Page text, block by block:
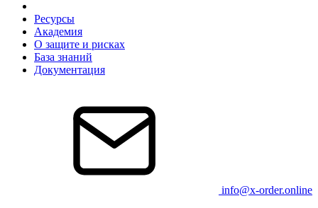
Ресурсы
Академия
О защите и рисках
База знаний
Документация
info@x-order.online